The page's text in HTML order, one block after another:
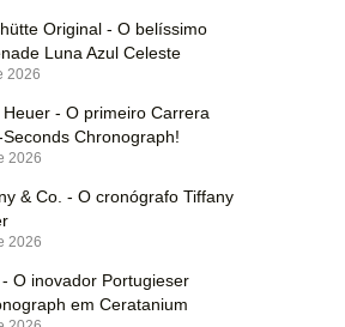
Original - O belíssimo
Luna Azul Celeste
2026
Heuer - O primeiro Carrera
Seconds Chronograph!
2026
& Co. - O cronógrafo Tiffany
2026
- O inovador Portugieser
em Ceratanium